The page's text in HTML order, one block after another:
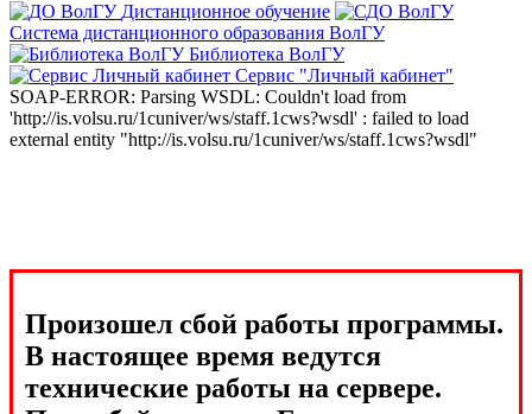
Дистанционное обучение
Система дистанционного образования ВолГУ
Библиотека ВолГУ
Сервис "Личный кабинет"
SOAP-ERROR: Parsing WSDL: Couldn't load from
'http://is.volsu.ru/1cuniver/ws/staff.1cws?wsdl' : failed to load
external entity "http://is.volsu.ru/1cuniver/ws/staff.1cws?wsdl"
Произошел сбой работы программы.
В настоящее время ведутся
технические работы на сервере.